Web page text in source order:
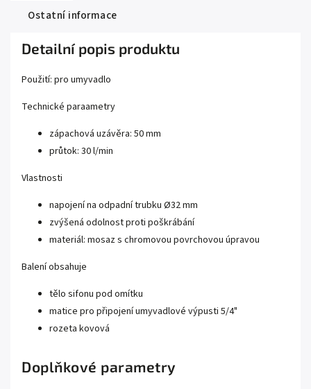
Ostatní informace
Detailní popis produktu
Použití: pro umyvadlo
Technické paraametry
zápachová uzávěra: 50 mm
průtok: 30 l/min
Vlastnosti
napojení na odpadní trubku Ø32 mm
zvýšená odolnost proti poškrábání
materiál: mosaz s chromovou povrchovou úpravou
Balení obsahuje
tělo sifonu pod omítku
matice pro připojení umyvadlové výpusti 5/4"
rozeta kovová
Doplňkové parametry